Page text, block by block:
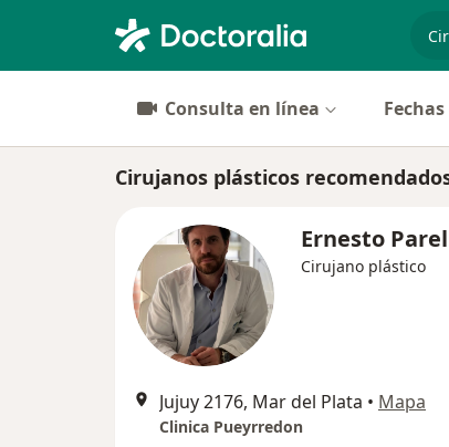
Consulta en línea
Cirujanos plásticos
Ernesto
Cirujano plástico
Jujuy 2176, Mar del Plata • Mapa
Clinica Pueyrredon